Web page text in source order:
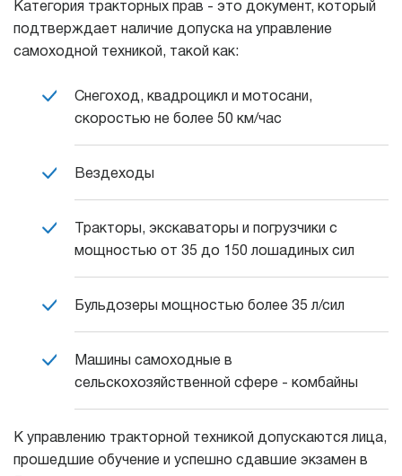
Категория тракторных прав - это документ, который
подтверждает наличие допуска на управление
самоходной техникой, такой как:
Снегоход, квадроцикл и мотосани,
скоростью не более 50 км/час
Вездеходы
Тракторы, экскаваторы и погрузчики с
мощностью от 35 до 150 лошадиных сил
Бульдозеры мощностью более 35 л/сил
Машины самоходные в
сельскохозяйственной сфере - комбайны
К управлению тракторной техникой допускаются лица,
прошедшие обучение и успешно сдавшие экзамен в